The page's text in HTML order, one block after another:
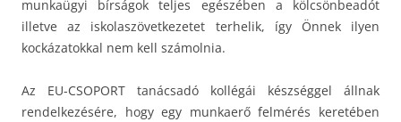
munkaügyi bírságok teljes egészében a kölcsönbeadót
illetve az iskolaszövetkezetet terhelik, így Önnek ilyen
kockázatokkal nem kell számolnia.
Az EU-CSOPORT tanácsadó kollégái készséggel állnak
rendelkezésére, hogy egy munkaerő felmérés keretében